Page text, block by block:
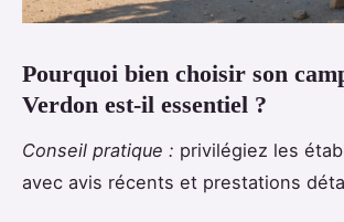
Pourquoi bien choisir son
Verdon est-il essentiel ?
Conseil pratique : privilégiez les
avec avis récents et prestations